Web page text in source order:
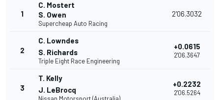
1
C. Mostert
S. Owen
Supercheap Auto Racing
2'06.3032
2
C. Lowndes
S. Richards
Triple Eight Race Engineering
+0.0615
2'06.3647
3
T. Kelly
J. LeBrocq
+0.2232
2'06.5264